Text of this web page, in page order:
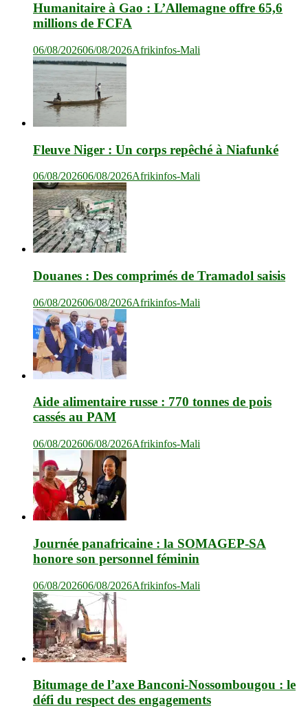
Humanitaire à Gao : L’Allemagne offre 65,6
millions de FCFA
06/08/202606/08/2026Afrikinfos-Mali
Fleuve Niger : Un corps repêché à Niafunké
06/08/202606/08/2026Afrikinfos-Mali
Douanes : Des comprimés de Tramadol saisis
06/08/202606/08/2026Afrikinfos-Mali
Aide alimentaire russe : 770 tonnes de pois
cassés au PAM
06/08/202606/08/2026Afrikinfos-Mali
Journée panafricaine : la SOMAGEP-SA
honore son personnel féminin
06/08/202606/08/2026Afrikinfos-Mali
Bitumage de l’axe Banconi-Nossombougou : le
défi du respect des engagements